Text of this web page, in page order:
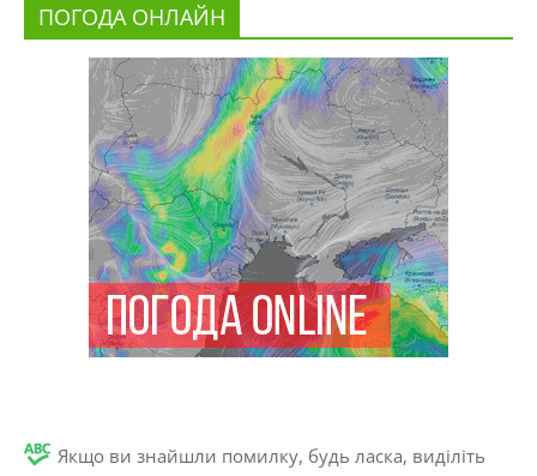
ПОГОДА ОНЛАЙН
Якщо ви знайшли помилку, будь ласка, виділіть